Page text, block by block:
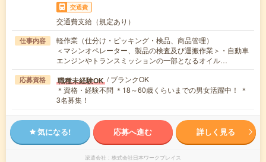
交通費
交通費支給（規定あり）
仕事内容
軽作業（仕分け・ピッキング・検品、商品管理）
＜マシンオペレーター、製品の検査及び運搬作業＞・自動車
エンジンやトランスミッションの一部となるオイル…
応募資格 職種未経験OK / ブランクOK
＊資格・経験不問 ＊18～60歳くらいまでの男女活躍中！ ＊
3名募集！
気になる! 応募へ進む 詳しく見る
派遣会社 株式会社日本ワークプレイス